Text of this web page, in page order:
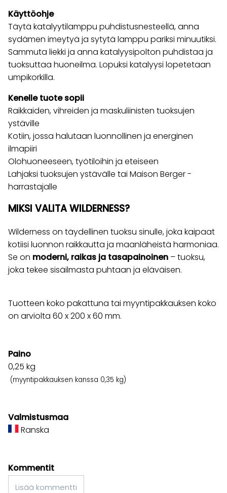
Käyttöohje
Täytä katalyytilamppu puhdistusnesteellä, anna
sydämen imeytyä ja sytytä lamppu pariksi minuutiksi.
Sammuta liekki ja anna katalyysipolton puhdistaa ja
tuoksuttaa huoneilma. Lopuksi katalyysi lopetetaan
umpikorkilla.
Kenelle tuote sopii
Raikkaiden, vihreiden ja maskuliinisten tuoksujen
ystäville
Kotiin, jossa halutaan luonnollinen ja energinen
ilmapiiri
Olohuoneeseen, työtiloihin ja eteiseen
Lahjaksi tuoksujen ystävälle tai Maison Berger -
harrastajalle
MIKSI VALITA WILDERNESS?
Wilderness on täydellinen tuoksu sinulle, joka kaipaat
kotiisi luonnon raikkautta ja maanläheistä harmoniaa.
Se on moderni, raikas ja tasapainoinen – tuoksu,
joka tekee sisäilmasta puhtaan ja eläväisen.
Tuotteen koko pakattuna tai myyntipakkauksen koko
on arviolta 60 x 200 x 60 mm.
Paino
0,25 kg
(myyntipakkauksen kanssa 0,35 kg)
Valmistusmaa
Ranska
Kommentit
Lisää kommentti